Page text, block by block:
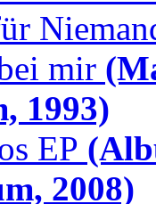
mir
1993)
EP
2008)